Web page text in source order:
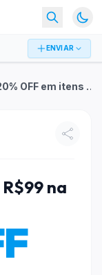
ENVIAR
20% OFF em itens até R$99 na Shopee 10.10
na